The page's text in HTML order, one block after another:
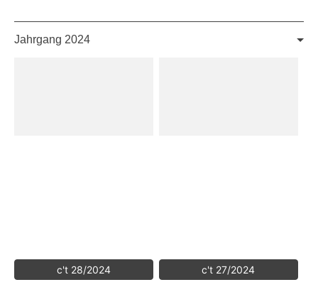
Jahrgang 2024
c't 28/2024 c't 27/2024